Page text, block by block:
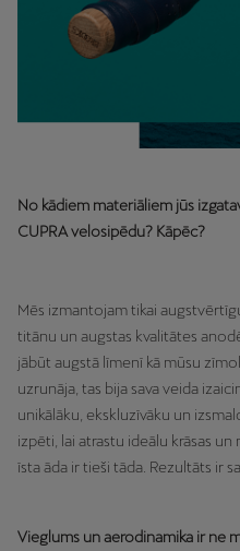
No kādiem materiāliem jūs
CUPRA velosipēdu? Kāpēc?
Mēs izmantojam tikai
titānu un augstas kvalitātes
jābūt augstā līmenī kā mūsu
uzrunāja, tas bija sava veida
unikālāku, ekskluzīvāku un
izpēti, lai atrastu ideālu krāsas
īsta āda ir tieši tāda. Rezultāts ir
Vieglums un aerodinamika ir ne